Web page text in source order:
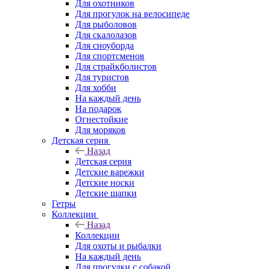
Для охотников
Для прогулок на велосипеде
Для рыболовов
Для скалолазов
Для сноуборда
Для спортсменов
Для страйкболистов
Для туристов
Для хобби
На каждый день
На подарок
Огнестойкие
Для моряков
Детская серия
Назад
Детская серия
Детские варежки
Детские носки
Детские шапки
Гетры
Коллекции
Назад
Коллекции
Для охоты и рыбалки
На каждый день
Для прогулки с собакой